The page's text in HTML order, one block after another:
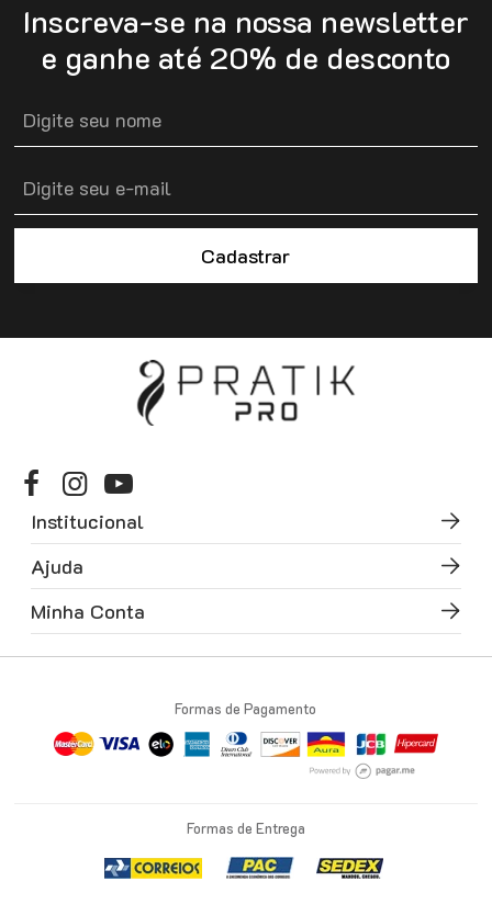
Inscreva-se na nossa newsletter
e ganhe até 20% de desconto
Cadastrar
Institucional
Ajuda
Minha Conta
Formas de Pagamento
Formas de Entrega